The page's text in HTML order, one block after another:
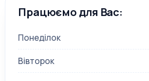
Працюємо для Вас:
Понеділок
Вівторок